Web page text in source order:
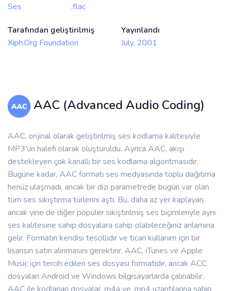
Ses
.flac
Tarafından geliştirilmiş
Xiph.Org Foundation
Yayınlandı
July, 2001
AAC (Advanced Audio Coding)
AAC, orijinal olarak geliştirilmiş ses kodlama kalitesiyle
MP3'ün halefi olarak oluşturuldu. Ayrıca AAC, akışı
destekleyen çok kanallı bir ses kodlama algoritmasıdır.
Bugüne kadar, AAC formatı ses medyasında toplu dağıtıma
henüz ulaşmadı, ancak bir dizi parametrede bugün var olan
tüm ses sıkıştırma türlerini aştı. Bu, daha az yer kaplayan
ancak yine de diğer popüler sıkıştırılmış ses biçimleriyle aynı
ses kalitesine sahip dosyalara sahip olabileceğiniz anlamına
gelir. Formatın kendisi tescillidir ve ticari kullanım için bir
lisansın satın alınmasını gerektirir. AAC, iTunes ve Apple
Music için tercih edilen ses dosyası formatıdır, ancak ACC
dosyaları Android ve Windows bilgisayarlarda çalınabilir.